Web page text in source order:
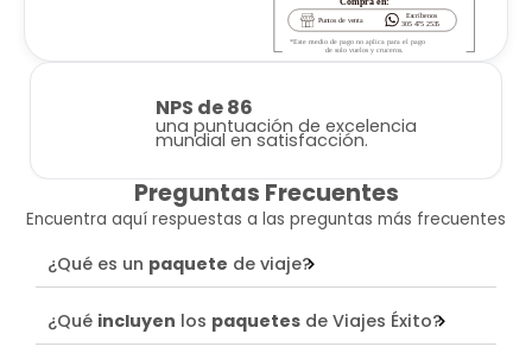
NPS de 86
una puntuación de excelencia
mundial en satisfacción.
Preguntas Frecuentes
Encuentra aquí respuestas a las preguntas más frecuentes
¿Qué es un paquete de viaje?
¿Qué incluyen los paquetes de Viajes Éxito?